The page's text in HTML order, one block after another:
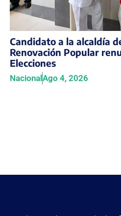
Candidato a la alcaldía
Renovación Popular
Elecciones
NacionalAgo 4, 2026